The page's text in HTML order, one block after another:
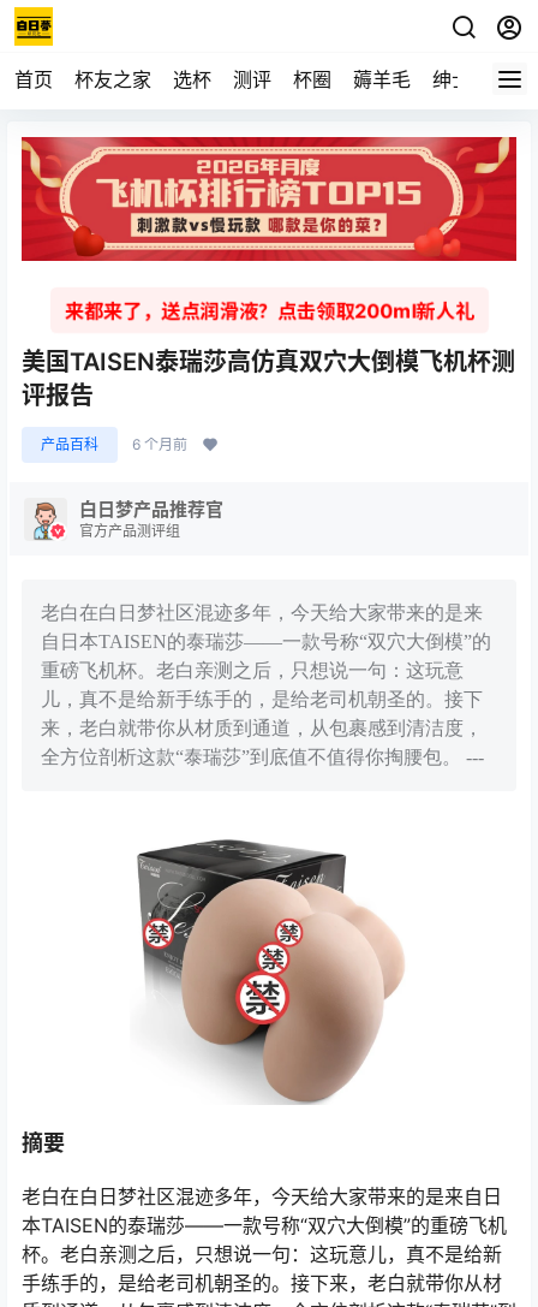
首页 杯友之家 选杯 测评 杯圈 薅羊毛 绅士 视频
来都来了，送点润滑液？点击领取200ml新人礼
美国TAISEN泰瑞莎高仿真双穴大倒模飞机杯测
评报告
产品百科 6 个月前
白日梦产品推荐官
官方产品测评组
老白在白日梦社区混迹多年，今天给大家带来的是来
自日本TAISEN的泰瑞莎——一款号称“双穴大倒模”的
重磅飞机杯。老白亲测之后，只想说一句：这玩意
儿，真不是给新手练手的，是给老司机朝圣的。接下
来，老白就带你从材质到通道，从包裹感到清洁度，
全方位剖析这款“泰瑞莎”到底值不值得你掏腰包。 ---
摘要
老白在白日梦社区混迹多年，今天给大家带来的是来自日
本TAISEN的泰瑞莎——一款号称“双穴大倒模”的重磅飞机
杯。老白亲测之后，只想说一句：这玩意儿，真不是给新
手练手的，是给老司机朝圣的。接下来，老白就带你从材